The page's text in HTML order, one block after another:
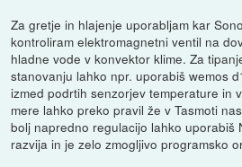
Za gretje in hlajenje uporabljam kar
kontroliram elektromagnetni ventil na
hladne vode v konvektor klime. Za
stanovanju lahko npr. uporabiš wemos
izmed podrtih senzorjev temperature in
mere lahko preko pravil že v Tasmoti
bolj napredno regulacijo lahko uporabiš
razvija in je zelo zmogljivo programsko